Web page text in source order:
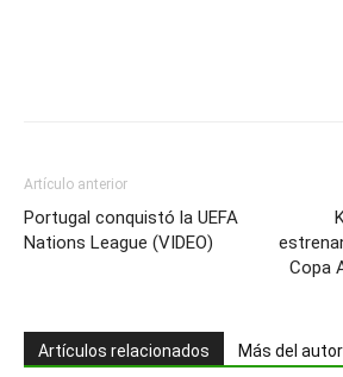
Artículo anterior
Portugal conquistó la UEFA
Nations League (VIDEO)
Copa
Artículos relacionados Más del autor